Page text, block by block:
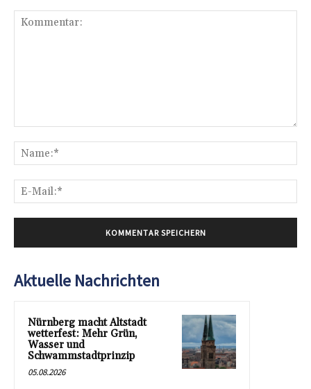
Aktuelle Nachrichten
Nürnberg macht Altstadt
wetterfest: Mehr Grün,
Wasser und
Schwammstadtprinzip
05.08.2026